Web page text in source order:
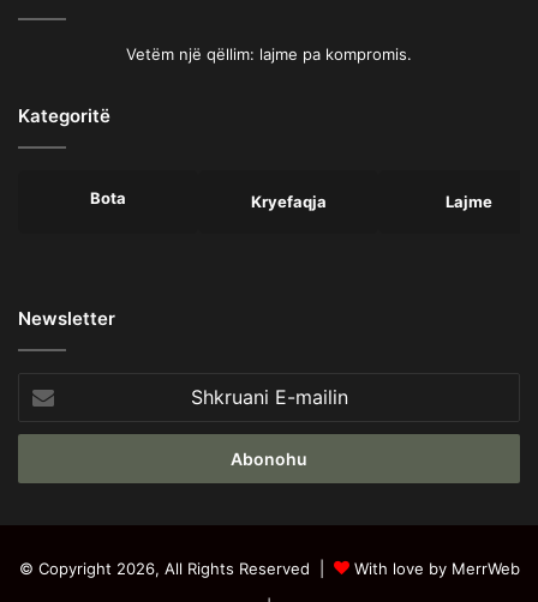
Vetëm një qëllim: lajme pa kompromis.
Kategoritë
Bota Kryefaqja Lajme
Newsletter
E-
mailin
© Copyright 2026, All Rights Reserved |
With love by MerrWeb